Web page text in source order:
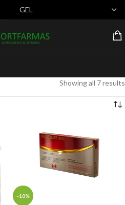
Showing all 7 results
-10%